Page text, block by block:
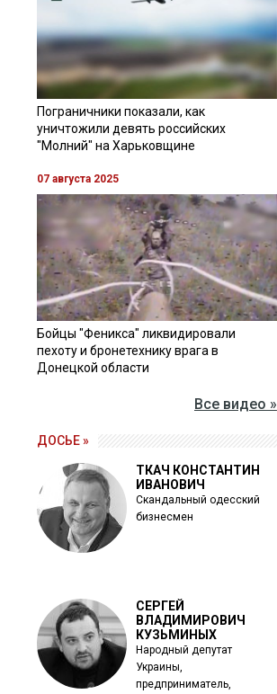
Пограничники показали, как
уничтожили девять российских
"Молний" на Харьковщине
07 августа 2025
Бойцы "Феникса" ликвидировали
пехоту и бронетехнику врага в
Донецкой области
Все видео »
ДОСЬЕ »
ТКАЧ КОНСТАНТИН
ИВАНОВИЧ
Скандальный одесский
бизнесмен
СЕРГЕЙ
ВЛАДИМИРОВИЧ
КУЗЬМИНЫХ
Народный депутат
Украины,
предприниматель,